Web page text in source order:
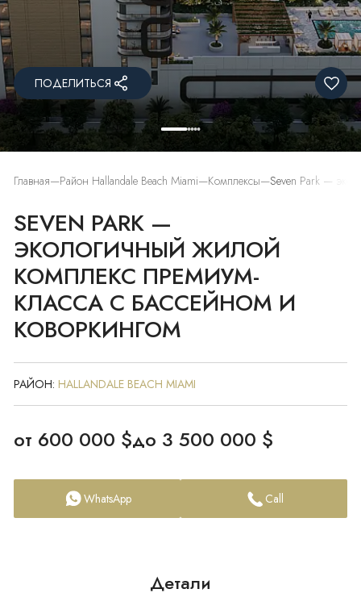
Главная Район Hallandale Beach Miami Комплексы Seven Park —
ПОДЕЛИТЬСЯ
SEVEN PARK —
ЭКОЛОГИЧНЫЙ ЖИЛОЙ
КОМПЛЕКС ПРЕМИУМ-
КЛАССА С БАССЕЙНОМ И
КОВОРКИНГОМ
РАЙОН: HALLANDALE BEACH MIAMI
от 600 000 $до 3 500 000 $
WhatsApp Call
Детали